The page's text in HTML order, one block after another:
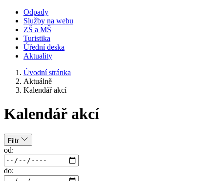
Odpady
Služby na webu
ZŠ a MŠ
Turistika
Úřední deska
Aktuality
Úvodní stránka
Aktuálně
Kalendář akcí
Kalendář akcí
Filtr
od:
do: